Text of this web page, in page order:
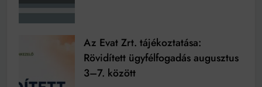
Az Evat Zrt. tájékoztatása:
Rövidített ügyfélfogadás augusztus
3–7. között